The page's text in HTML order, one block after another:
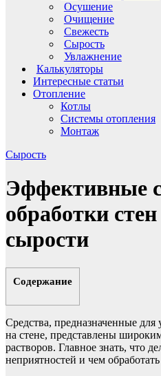
Осушение
Очищение
Свежесть
Сырость
Увлажнение
Калькуляторы
Интересные статьи
Отопление
Котлы
Системы отопления
Монтаж
Сырость
Эффективные
обработки
сырости
Содержание
Средства, предназначенные для
на стене, представлены
растворов. Главное знать, что
неприятностей и чем